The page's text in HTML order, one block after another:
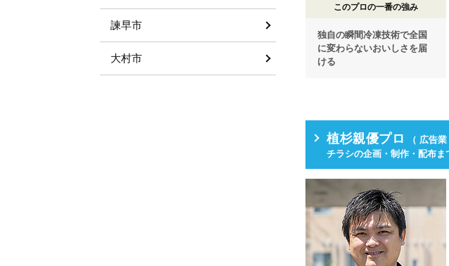
このプロの一番の強み
独自の瞬間冷凍技術で全国
に変わらないおいしさを届
ける
植杉親優プロ
（ 広告業
チラシの企画・制作・配布
諫早市
大村市